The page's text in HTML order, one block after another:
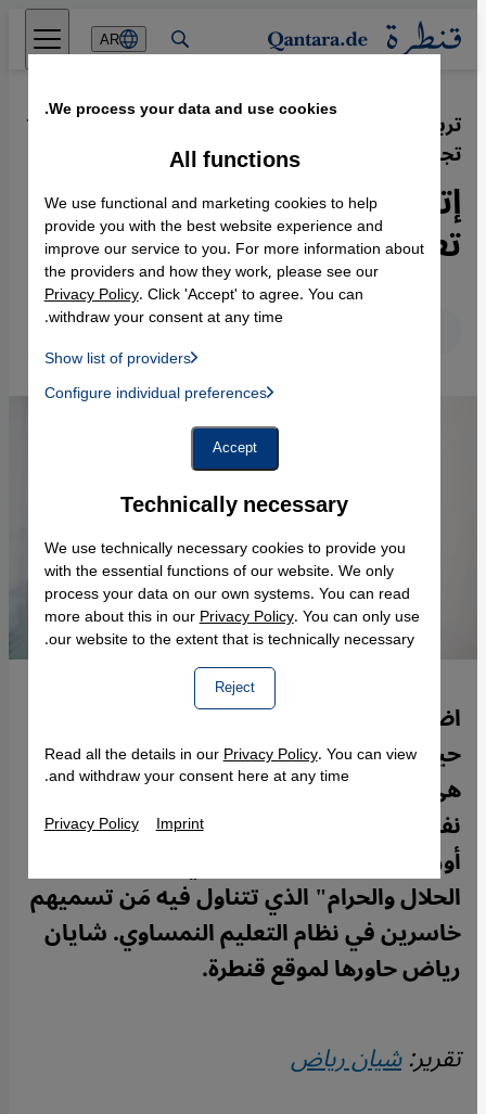
Direkt zum Inhalt springen
AR
تربوية: يجب تدريب معلمي أوروبا على
تجنب التمييز
·
11.01.2021
إتقان المهاجرين للغة يحسِّن
تعليم أطفالهم
English عربي
اضطرت ميليسا إركورت للفرار مع والدتها
حين كانت طفلة من البوسنة إلى النمسا. وها
هي قد صارت معلمة ثم صحفية تكرس
نفسها لموضوعات تربوية عن المهاجرين في
أوروبا خاصةً بالنمسا، كما في كتابها "جيل
الحلال والحرام" الذي تتناول فيه مَن تسميهم
خاسرين في نظام التعليم النمساوي. شايان
رياض حاورها لموقع قنطرة.
تقرير:شيان رياض
We process your data and use cookies.
Technically necessary
We use technically necessary cookies to provide you
with the essential functions of our website. We only
process your data on our own systems. You can read
more about this in ourPrivacy Policy. You can only use
our website to the extent that is technically necessary.
Reject
All functions
We use functional and marketing cookies to help
provide you with the best website experience and
improve our service to you. For more information about
the providers and how they work, please see our
Privacy Policy. Click 'Accept' to agree. You can
withdraw your consent at any time.
Show list of providers
Instagram Embed, Twitter Embed, Youtube Embed
Facebook Embed / Facebook Connect
Google Maps Embed
Configure individual preferences
Accept
Read all the details in ourPrivacy Policy. You can view
and withdraw your consent here at any time.
Privacy Policy Imprint